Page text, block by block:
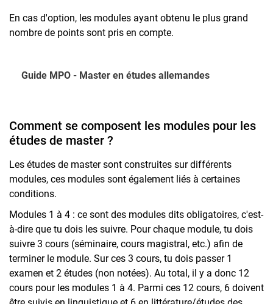
En cas d'option, les modules ayant obtenu le plus grand
nombre de points sont pris en compte.
Guide MPO - Master en études allemandes
Comment se composent les modules pour les
études de master ?
Les études de master sont construites sur différents
modules, ces modules sont également liés à certaines
conditions.
Modules 1 à 4 : ce sont des modules dits obligatoires, c'est-
à-dire que tu dois les suivre. Pour chaque module, tu dois
suivre 3 cours (séminaire, cours magistral, etc.) afin de
terminer le module. Sur ces 3 cours, tu dois passer 1
examen et 2 études (non notées). Au total, il y a donc 12
cours pour les modules 1 à 4. Parmi ces 12 cours, 6 doivent